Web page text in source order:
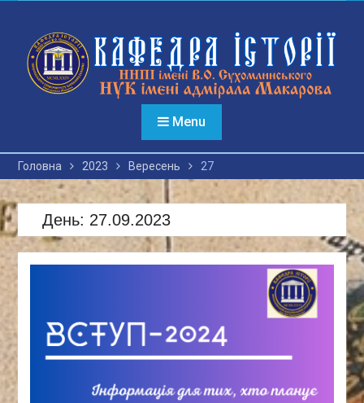
вмісту
Menu
Головна 2023 Вересень 27
День: 27.09.2023